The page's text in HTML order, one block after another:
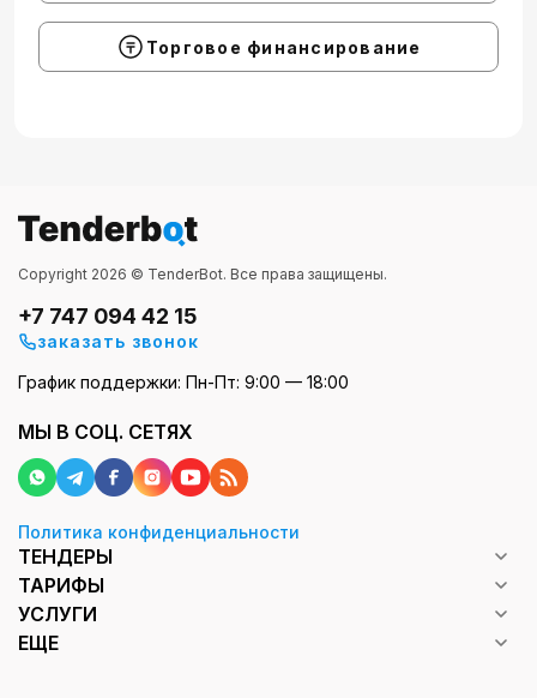
Торговое финансирование
Copyright 2026 © TenderBot. Все права защищены.
+7 747 094 42 15
заказать звонок
График поддержки: Пн-Пт: 9:00 — 18:00
МЫ В СОЦ. СЕТЯХ
Политика конфиденциальности
ТЕНДЕРЫ
ТАРИФЫ
УСЛУГИ
ЕЩЕ